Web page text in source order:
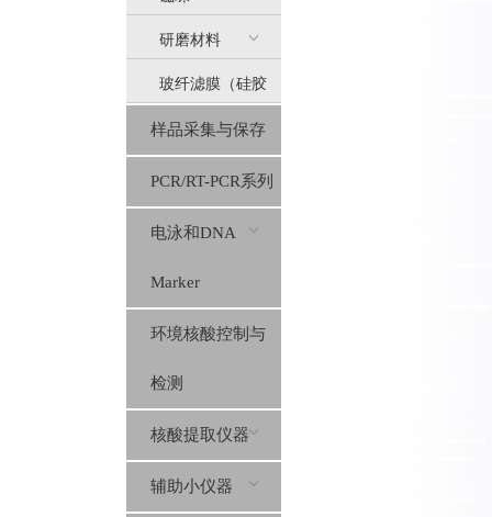
研磨材料
玻纤滤膜（硅胶
膜）
样品采集与保存
PCR/RT-PCR系列
电泳和DNA
Marker
环境核酸控制与
检测
核酸提取仪器
辅助小仪器